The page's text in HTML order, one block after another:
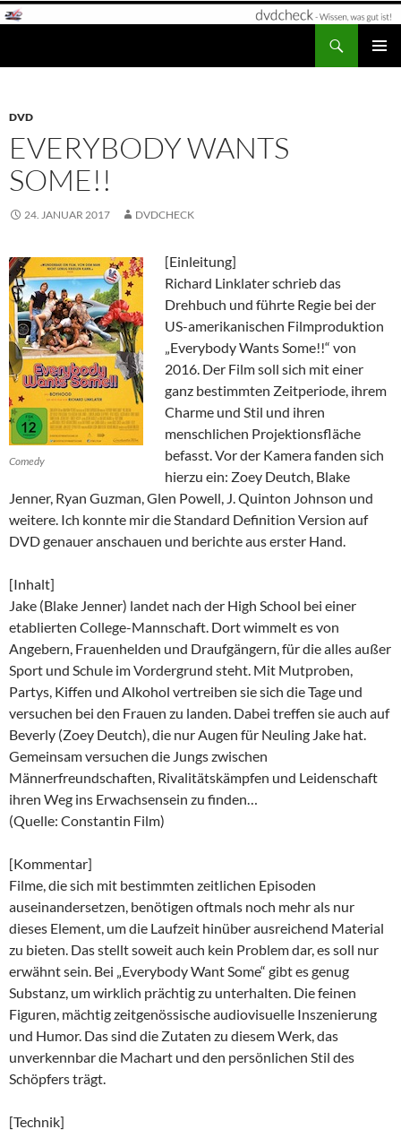
Zum
DVD
EVERYBODY WANTS
SOME!!
24. JANUAR 2017 DVDCHECK
Comedy
[Einleitung]
Richard Linklater schrieb das
Drehbuch und führte Regie bei der
US-amerikanischen Filmproduktion
„Everybody Wants Some!!“ von
2016. Der Film soll sich mit einer
ganz bestimmten Zeitperiode, ihrem
Charme und Stil und ihren
menschlichen Projektionsfläche
befasst. Vor der Kamera fanden sich
hierzu ein: Zoey Deutch, Blake
Jenner, Ryan Guzman, Glen Powell, J. Quinton Johnson und
weitere. Ich konnte mir die Standard Definition Version auf
DVD genauer anschauen und berichte aus erster Hand.
[Inhalt]
Jake (Blake Jenner) landet nach der High School bei einer
etablierten College-Mannschaft. Dort wimmelt es von
Angebern, Frauenhelden und Draufgängern, für die alles außer
Sport und Schule im Vordergrund steht. Mit Mutproben,
Partys, Kiffen und Alkohol vertreiben sie sich die Tage und
versuchen bei den Frauen zu landen. Dabei treffen sie auch auf
Beverly (Zoey Deutch), die nur Augen für Neuling Jake hat.
Gemeinsam versuchen die Jungs zwischen
Männerfreundschaften, Rivalitätskämpfen und Leidenschaft
ihren Weg ins Erwachsensein zu finden…
(Quelle: Constantin Film)
[Kommentar]
Filme, die sich mit bestimmten zeitlichen Episoden
auseinandersetzen, benötigen oftmals noch mehr als nur
dieses Element, um die Laufzeit hinüber ausreichend Material
zu bieten. Das stellt soweit auch kein Problem dar, es soll nur
erwähnt sein. Bei „Everybody Want Some“ gibt es genug
Substanz, um wirklich prächtig zu unterhalten. Die feinen
Figuren, mächtig zeitgenössische audiovisuelle Inszenierung
und Humor. Das sind die Zutaten zu diesem Werk, das
unverkennbar die Machart und den persönlichen Stil des
Schöpfers trägt.
[Technik]